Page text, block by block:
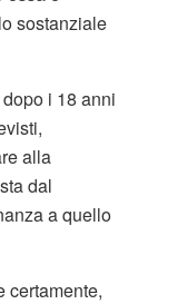
sostanziale
i 18 anni
alla
dal
a quello
certamente,